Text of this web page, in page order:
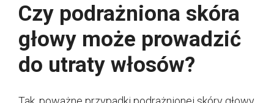
Czy podrażniona skóra
głowy może prowadzić
do utraty włosów?